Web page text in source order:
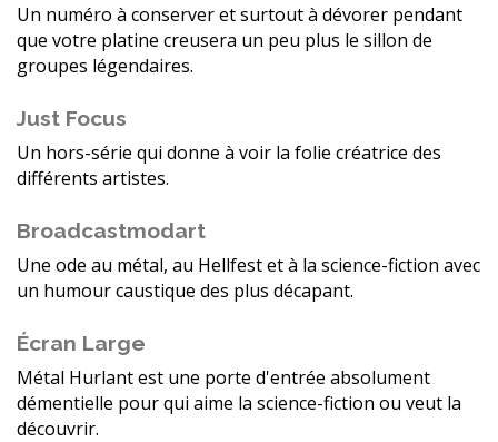
Un numéro à conserver et surtout à dévorer pendant
que votre platine creusera un peu plus le sillon de
groupes légendaires.
Just Focus
Un hors-série qui donne à voir la folie créatrice des
différents artistes.
Broadcastmodart
Une ode au métal, au Hellfest et à la science-fiction avec
un humour caustique des plus décapant.
Écran Large
Métal Hurlant est une porte d'entrée absolument
démentielle pour qui aime la science-fiction ou veut la
découvrir.